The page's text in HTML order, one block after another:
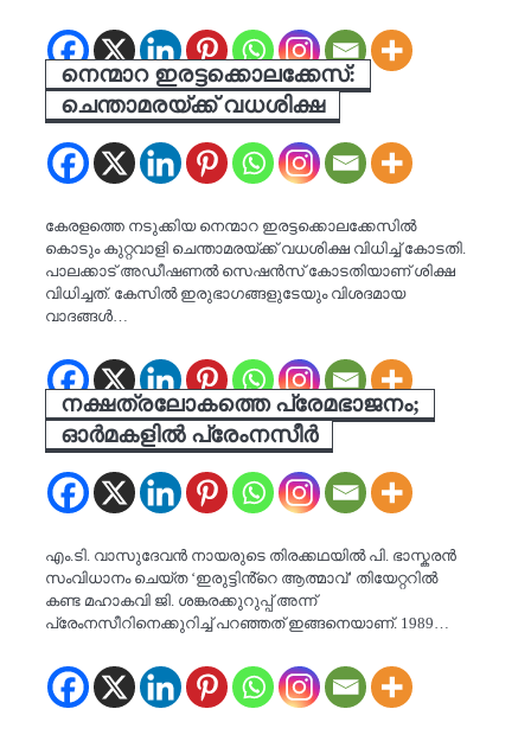
നെന്മാറ ഇരട്ടക്കൊലക്കേസ്:
ചെന്താമരയ്ക്ക് വധശിക്ഷ
കേരളത്തെ നടുക്കിയ നെന്മാറ ഇരട്ടക്കൊലക്കേസിൽ
കൊടും കുറ്റവാളി ചെന്താമരയ്ക്ക് വധശിക്ഷ വിധിച്ച് കോടതി.
പാലക്കാട് അഡീഷണൽ സെഷൻസ് കോടതിയാണ് ശിക്ഷ
വിധിച്ചത്. കേസിൽ ഇരുഭാ​ഗങ്ങളുടേയും വിശദമായ
വാദങ്ങൾ…
നക്ഷത്രലോകത്തെ പ്രേമഭാജനം;
ഓർമകളിൽ പ്രേംനസീർ
എം.ടി. വാസുദേവൻ നായരുടെ തിരക്കഥയിൽ പി. ഭാസ്കരൻ
സംവിധാനം ചെയ്ത ‘ഇരുട്ടിൻ്റെ ആത്മാവ്’ തിയേറ്ററിൽ
കണ്ട മഹാകവി ജി. ശങ്കരക്കുറുപ്പ് അന്ന്
പ്രേംനസീറിനെക്കുറിച്ച് പറഞ്ഞത് ഇങ്ങനെയാണ്. 1989…